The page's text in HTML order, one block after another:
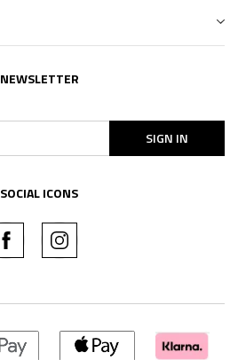
NEWSLETTER
SIGN IN
SOCIAL ICONS